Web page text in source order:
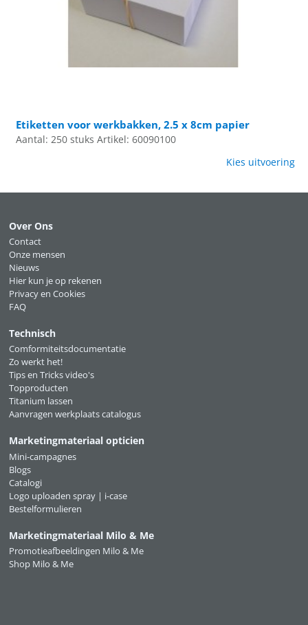
Etiketten voor werkbakken, 2.5 x 8cm papier
Aantal: 250 stuks Artikel: 60090100
Kies uitvoering
Over Ons
Contact
Onze mensen
Nieuws
Hier kun je op rekenen
Privacy en Cookies
FAQ
Technisch
Comformiteitsdocumentatie
Zo werkt het!
Tips en Tricks video's
Topproducten
Titanium lassen
Aanvragen werkplaats catalogus
Marketingmateriaal opticien
Mini-campagnes
Blogs
Catalogi
Logo uploaden spray | i-case
Bestelformulieren
Marketingmateriaal Milo & Me
Promotieafbeeldingen Milo & Me
Shop Milo & Me